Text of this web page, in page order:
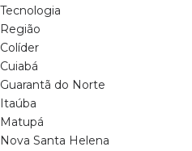
Tecnologia
Região
Colíder
Cuiabá
Guarantã do Norte
Itaúba
Matupá
Nova Santa Helena